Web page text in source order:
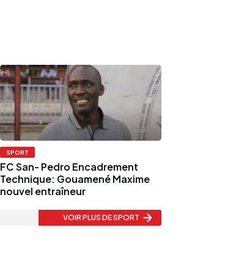
SPORT
FC San- Pedro Encadrement
Technique: Gouamené Maxime
nouvel entraîneur
VOIR PLUS DE SPORT